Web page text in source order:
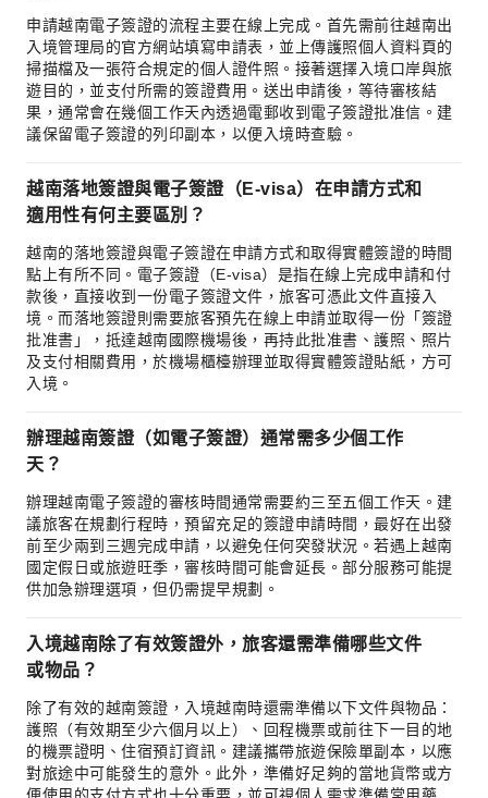
申請越南電子簽證的流程主要在線上完成。首先需前往越南出
入境管理局的官方網站填寫申請表，並上傳護照個人資料頁的
掃描檔及一張符合規定的個人證件照。接著選擇入境口岸與旅
遊目的，並支付所需的簽證費用。送出申請後，等待審核結
果，通常會在幾個工作天內透過電郵收到電子簽證批准信。建
議保留電子簽證的列印副本，以便入境時查驗。
越南落地簽證與電子簽證（E-visa）在申請方式和
適用性有何主要區別？
越南的落地簽證與電子簽證在申請方式和取得實體簽證的時間
點上有所不同。電子簽證（E-visa）是指在線上完成申請和付
款後，直接收到一份電子簽證文件，旅客可憑此文件直接入
境。而落地簽證則需要旅客預先在線上申請並取得一份「簽證
批准書」，抵達越南國際機場後，再持此批准書、護照、照片
及支付相關費用，於機場櫃檯辦理並取得實體簽證貼紙，方可
入境。
辦理越南簽證（如電子簽證）通常需多少個工作
天？
辦理越南電子簽證的審核時間通常需要約三至五個工作天。建
議旅客在規劃行程時，預留充足的簽證申請時間，最好在出發
前至少兩到三週完成申請，以避免任何突發狀況。若遇上越南
國定假日或旅遊旺季，審核時間可能會延長。部分服務可能提
供加急辦理選項，但仍需提早規劃。
入境越南除了有效簽證外，旅客還需準備哪些文件
或物品？
除了有效的越南簽證，入境越南時還需準備以下文件與物品：
護照（有效期至少六個月以上）、回程機票或前往下一目的地
的機票證明、住宿預訂資訊。建議攜帶旅遊保險單副本，以應
對旅途中可能發生的意外。此外，準備好足夠的當地貨幣或方